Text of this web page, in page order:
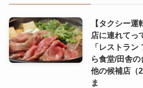
【タクシー
店に連れてっ
「レストラ
ら食堂/田舎
他の候補店（
ま